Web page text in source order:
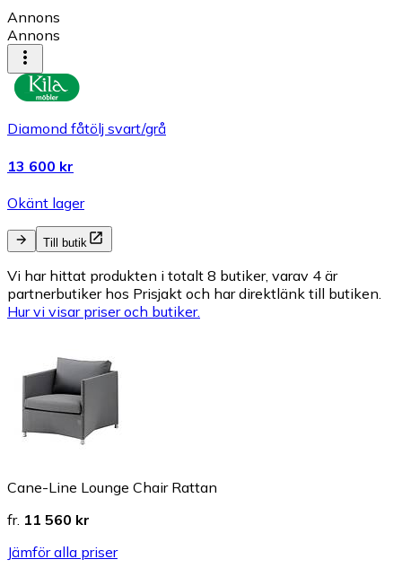
Annons
Annons
Diamond fåtölj svart/grå
13 600 kr
Okänt lager
Till butik
Vi har hittat produkten i totalt 8 butiker, varav 4 är
partnerbutiker hos Prisjakt och har direktlänk till butiken.
Hur vi visar priser och butiker.
Cane-Line Lounge Chair Rattan
fr. 11 560 kr
Jämför alla priser